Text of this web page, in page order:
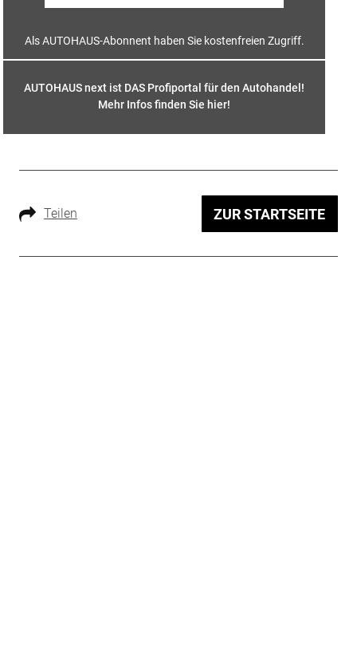
Als AUTOHAUS-Abonnent haben Sie kostenfreien Zugriff.
AUTOHAUS next ist DAS Profiportal für den Autohandel!
Mehr Infos finden Sie hier!
Teilen ZUR STARTSEITE